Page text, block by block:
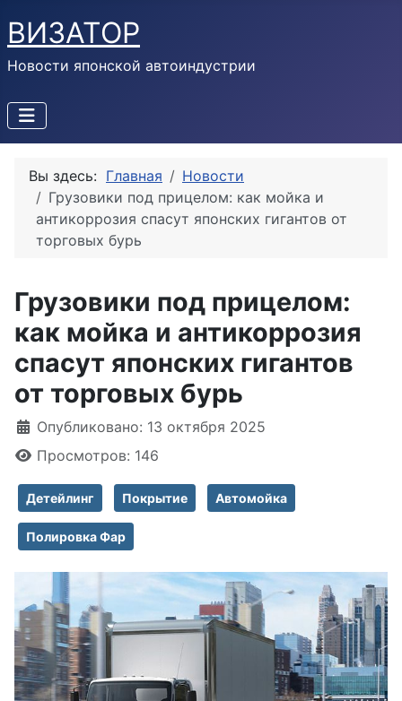
ВИЗАТОР
Новости японской автоиндустрии
Вы здесь: Главная
Новости
Грузовики под прицелом: как мойка и
антикоррозия спасут японских гигантов от
торговых бурь
Грузовики под прицелом:
как мойка и антикоррозия
спасут японских гигантов
от торговых бурь
Информация о материале
Опубликовано: 13 октября 2025
Просмотров: 146
Детейлинг Покрытие Автомойка
Полировка Фар